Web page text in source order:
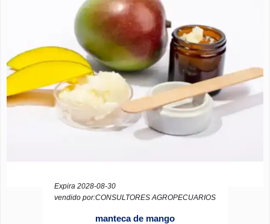
Expira 2028-08-30
vendido por:CONSULTORES AGROPECUARIOS
manteca de mango